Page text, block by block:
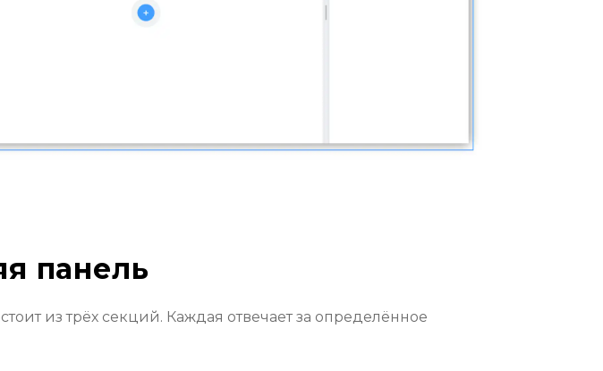
панель
из трёх секций. Каждая отвечает за определённое